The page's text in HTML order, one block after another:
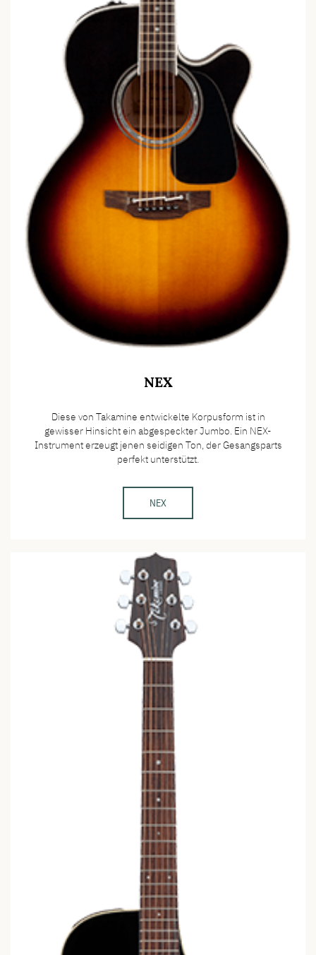
NEX
Diese von Takamine entwickelte Korpusform ist in
gewisser Hinsicht ein abgespeckter Jumbo. Ein NEX-
Instrument erzeugt jenen seidigen Ton, der Gesangsparts
perfekt unterstützt.
NEX